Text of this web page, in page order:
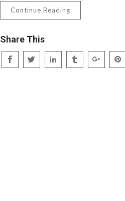
Continue Reading
Share This